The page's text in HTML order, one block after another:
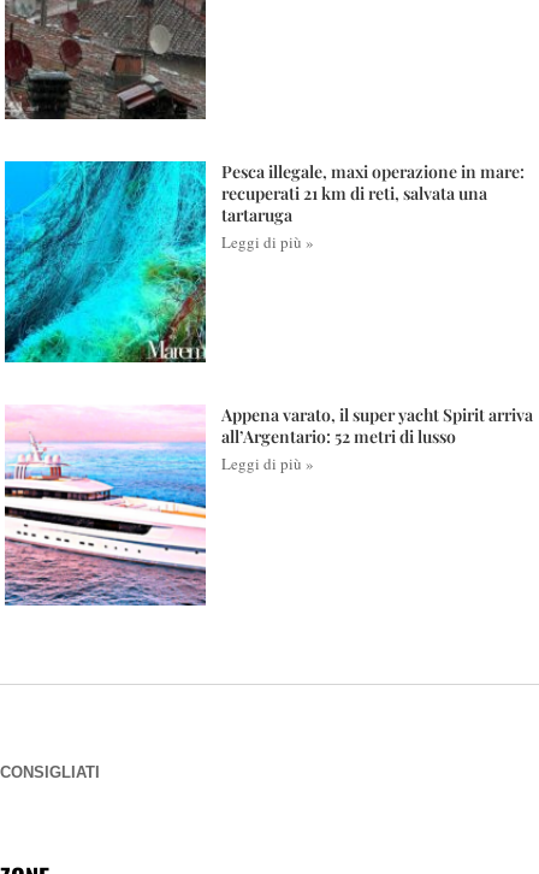
Pesca illegale, maxi operazione in mare:
recuperati 21 km di reti, salvata una
tartaruga
Leggi di più »
Appena varato, il super yacht Spirit arriva
all’Argentario: 52 metri di lusso
Leggi di più »
CONSIGLIATI